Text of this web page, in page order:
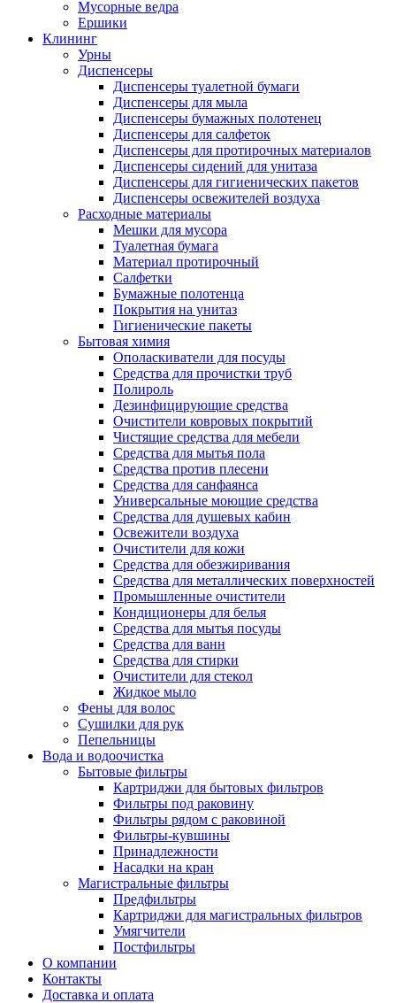
Мусорные ведра
Ершики
Клининг
Урны
Диспенсеры
Диспенсеры туалетной бумаги
Диспенсеры для мыла
Диспенсеры бумажных полотенец
Диспенсеры для салфеток
Диспенсеры для протирочных материалов
Диспенсеры сидений для унитаза
Диспенсеры для гигиенических пакетов
Диспенсеры освежителей воздуха
Расходные материалы
Мешки для мусора
Туалетная бумага
Материал протирочный
Салфетки
Бумажные полотенца
Покрытия на унитаз
Гигиенические пакеты
Бытовая химия
Ополаскиватели для посуды
Средства для прочистки труб
Полироль
Дезинфицирующие средства
Очистители ковровых покрытий
Чистящие средства для мебели
Средства для мытья пола
Средства против плесени
Средства для санфаянса
Универсальные моющие средства
Средства для душевых кабин
Освежители воздуха
Очистители для кожи
Средства для обезжиривания
Средства для металлических поверхностей
Промышленные очистители
Кондиционеры для белья
Средства для мытья посуды
Средства для ванн
Средства для стирки
Очистители для стекол
Жидкое мыло
Фены для волос
Сушилки для рук
Пепельницы
Вода и водоочистка
Бытовые фильтры
Картриджи для бытовых фильтров
Фильтры под раковину
Фильтры рядом с раковиной
Фильтры-кувшины
Принадлежности
Насадки на кран
Магистральные фильтры
Предфильтры
Картриджи для магистральных фильтров
Умягчители
Постфильтры
О компании
Контакты
Доставка и оплата